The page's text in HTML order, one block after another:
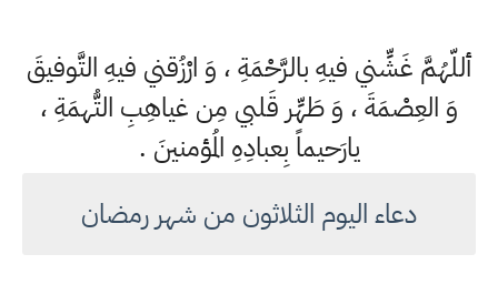
أللّهُمَّ غَشِّني فيهِ بالرَّحْمَةِ ، وَ ارْزُقني فيهِ التَّوفيقَ
وَ العِصْمَةَ ، وَ طَهِّر قَلبي مِن غياهِبِ التُّهمَةِ ،
يارَحيماً بِعبادِهِ المُؤمنينَ .
دعاء اليوم الثلاثون من شهر رمضان